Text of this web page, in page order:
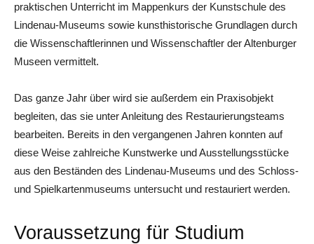
praktischen Unterricht im Mappenkurs der Kunstschule des
Lindenau-Museums sowie kunsthistorische Grundlagen durch
die Wissenschaftlerinnen und Wissenschaftler der Altenburger
Museen vermittelt.
Das ganze Jahr über wird sie außerdem ein Praxisobjekt
begleiten, das sie unter Anleitung des Restaurierungsteams
bearbeiten. Bereits in den vergangenen Jahren konnten auf
diese Weise zahlreiche Kunstwerke und Ausstellungsstücke
aus den Beständen des Lindenau-Museums und des Schloss-
und Spielkartenmuseums untersucht und restauriert werden.
Voraussetzung für Studium